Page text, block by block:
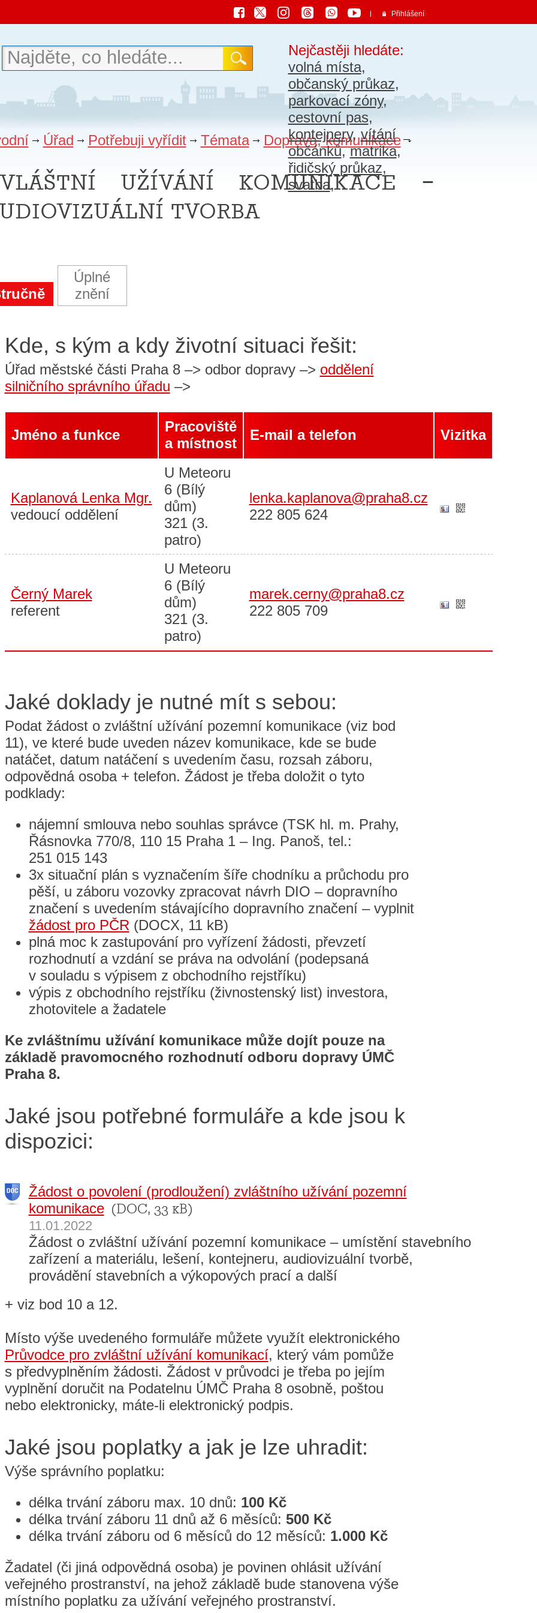
Přihlášení
Nejčastěji hledáte:
volná místa,
občanský průkaz,
parkovací zóny,
cestovní pas,
kontejnery,vítání
občánků,matrika,
řidičský průkaz,
svatba,
Úřad Potřebuji vyřídit Témata Doprava, komunikace
užívání komunikace –
tvorba
Úplné
znění
Kde, s kým a kdy životní situaci řešit:
Úřad městské části Praha 8 –> odbor dopravy –> oddělení
silničního správního úřadu –>
Jméno a funkce
Pracoviště
a místnost
E-mail a telefon Vizitka
Kaplanová Lenka Mgr.
vedoucí oddělení
U Meteoru
6 (Bílý
dům)
321 (3.
patro)
lenka.kaplanova@praha8.cz
222 805 624
Černý Marek
referent
U Meteoru
6 (Bílý
dům)
321 (3.
patro)
marek.cerny@praha8.cz
222 805 709
Jaké doklady je nutné mít s sebou:
Podat žádost o zvláštní užívání pozemní komunikace (viz bod
11), ve které bude uveden název komunikace, kde se bude
natáčet, datum natáčení s uvedením času, rozsah záboru,
odpovědná osoba + telefon. Žádost je třeba doložit o tyto
podklady:
nájemní smlouva nebo souhlas správce (TSK hl. m. Prahy,
Řásnovka 770/8, 110 15 Praha 1 – Ing. Panoš, tel.:
251 015 143
3x situační plán s vyznačením šíře chodníku a průchodu pro
pěší, u záboru vozovky zpracovat návrh DIO – dopravního
značení s uvedením stávajícího dopravního značení – vyplnit
žádost pro PČR (DOCX, 11 kB)
plná moc k zastupování pro vyřízení žádosti, převzetí
rozhodnutí a vzdání se práva na odvolání (podepsaná
v souladu s výpisem z obchodního rejstříku)
výpis z obchodního rejstříku (živnostenský list) investora,
zhotovitele a žadatele
Ke zvláštnímu užívání komunikace může dojít pouze na
základě pravomocného rozhodnutí odboru dopravy ÚMČ
Praha 8.
Jaké jsou potřebné formuláře a kde jsou k
dispozici:
Žádost o povolení (prodloužení) zvláštního užívání pozemní
komunikace(DOC, 33 kB)
11.01.2022
Žádost o zvláštní užívání pozemní komunikace – umístění stavebního
zařízení a materiálu, lešení, kontejneru, audiovizuální tvorbě,
provádění stavebních a výkopových prací a další
+ viz bod 10 a 12.
Místo výše uvedeného formuláře můžete využít elektronického
Průvodce pro zvláštní užívání komunikací, který vám pomůže
s předvyplněním žádosti. Žádost v průvodci je třeba po jejím
vyplnění doručit na Podatelnu ÚMČ Praha 8 osobně, poštou
nebo elektronicky, máte-li elektronický podpis.
Jaké jsou poplatky a jak je lze uhradit:
Výše správního poplatku:
délka trvání záboru max. 10 dnů: 100 Kč
délka trvání záboru 11 dnů až 6 měsíců: 500 Kč
délka trvání záboru od 6 měsíců do 12 měsíců: 1.000 Kč
Žadatel (či jiná odpovědná osoba) je povinen ohlásit užívání
veřejného prostranství, na jehož základě bude stanovena výše
místního poplatku za užívání veřejného prostranství.